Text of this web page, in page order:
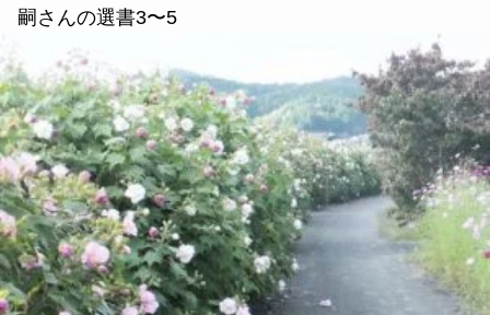
嗣さんの選書3〜5